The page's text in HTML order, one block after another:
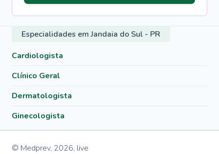
Especialidades em Jandaia do Sul - PR
Cardiologista
Clínico Geral
Dermatologista
Ginecologista
© Medprev, 2026, live